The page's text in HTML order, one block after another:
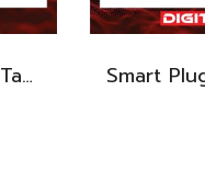
Smart Bulbs TP-LINK Tapo L510E หลอดไฟ WIFI